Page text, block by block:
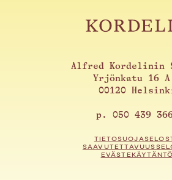
Alfred Kordelinin
Yrjönkatu 16
00120
p. 050 439
EVÄSTEKÄYTÄNTÖ